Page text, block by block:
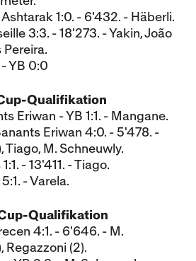
1:0. - 6'432. - Häberli.
3:3. - 18'273. - Yakin, João
Pereira.
YB 0:0
Qualifikation
Eriwan - YB 1:1. - Mangane.
Eriwan 4:0. - 5'478. -
Tiago, M. Schneuwly.
- 13'411. - Tiago.
- Varela.
Qualifikation
4:1. - 6'646. - M.
Regazzoni (2).